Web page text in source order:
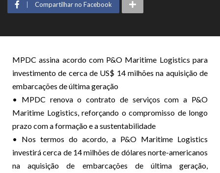
Compartilhar no Facebook
MPDC assina acordo com P&O Maritime Logistics para
investimento de cerca de US$ 14 milhões na aquisição de
embarcações de última geração
• MPDC renova o contrato de serviços com a P&O
Maritime Logistics, reforçando o compromisso de longo
prazo com a formação e a sustentabilidade
• Nos termos do acordo, a P&O Maritime Logistics
investirá cerca de 14 milhões de dólares norte-americanos
na aquisição de embarcações de última geração,